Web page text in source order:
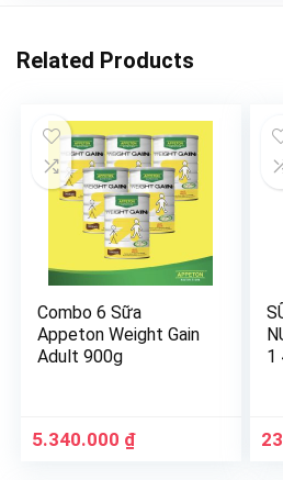
Related Products
Combo 6 Sữa
Appeton Weight Gain
Adult 900g
5.340.000 ₫
1